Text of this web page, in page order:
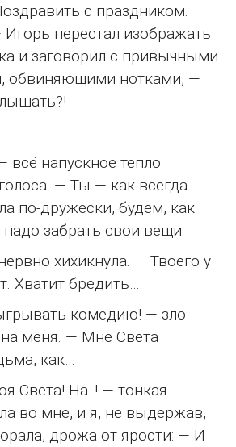
с праздником.
перестал изображать
и заговорил с привычными
обвиняющими нотками, —
всё напускное тепло
— Ты — как всегда.
по-дружески, будем, как
забрать свои вещи.
хихикнула. — Твоего у
Хватит бредить…
комедию! — зло
меня. — Мне Света
как…
Света! На..! — тонкая
во мне, и я, не выдержав,
дрожа от ярости: — И